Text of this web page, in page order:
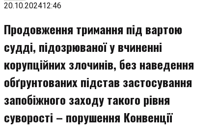
до
20.10.202412:46
Продовження тримання під вартою
судді, підозрюваної у вчиненні
корупційних злочинів, без наведення
обґрунтованих підстав застосування
запобіжного заходу такого рівня
суворості – порушення Конвенції